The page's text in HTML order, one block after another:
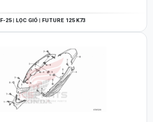
F-25 | LỌC GIÓ | FUTURE 125 K73